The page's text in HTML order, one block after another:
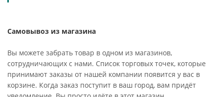
Самовывоз из магазина
Вы можете забрать товар в одном из магазинов,
сотрудничающих с нами. Список торговых точек, которые
принимают заказы от нашей компании появится у вас в
корзине. Когда заказ поступит в ваш город, вам придёт